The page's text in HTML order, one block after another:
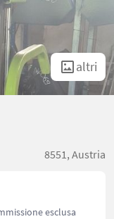
altri
8551, Austria
esclusa